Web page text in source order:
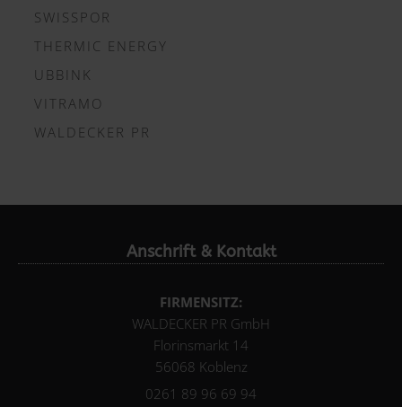
SWISSPOR
THERMIC ENERGY
UBBINK
VITRAMO
WALDECKER PR
Anschrift & Kontakt
FIRMENSITZ:
WALDECKER PR GmbH
Florinsmarkt 14
56068 Koblenz
0261 89 96 69 94